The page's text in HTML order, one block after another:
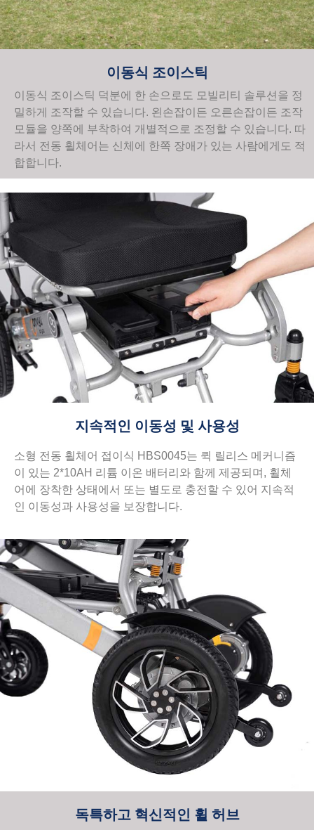
이동식 조이스틱
이동식 조이스틱 덕분에 한 손으로도 모빌리티 솔루션을 정
밀하게 조작할 수 있습니다. 왼손잡이든 오른손잡이든 조작
모듈을 양쪽에 부착하여 개별적으로 조정할 수 있습니다. 따
라서 전동 휠체어는 신체에 한쪽 장애가 있는 사람에게도 적
합합니다.
지속적인 이동성 및 사용성
소형 전동 휠체어 접이식 HBS0045는 퀵 릴리스 메커니즘
이 있는 2*10AH 리튬 이온 배터리와 함께 제공되며, 휠체
어에 장착한 상태에서 또는 별도로 충전할 수 있어 지속적
인 이동성과 사용성을 보장합니다.
독특하고 혁신적인 휠 허브